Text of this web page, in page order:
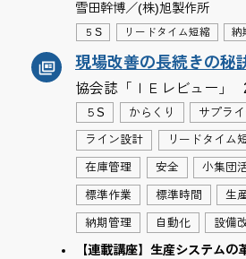
雪田幹博／(株)旭製作所
５S リードタイム短縮 納
現場改善の長続きの秘
協会誌「ＩＥレビュー」
５S からくり サプラ
ライン設計 リードタイム
在庫管理 安全 小集団
標準作業 標準時間 生
納期管理 自動化 設備
【連載講座】生産システム